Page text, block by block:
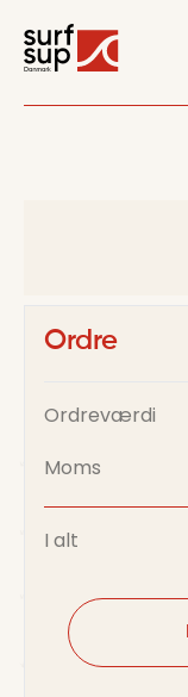
Ordre
Ordreværdi
Moms
I alt